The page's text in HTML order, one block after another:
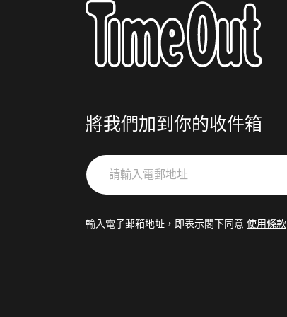
將我們加到你的收件箱
請
輸
郵
輸入電子郵箱地址，即表示閣下同意 使用條款